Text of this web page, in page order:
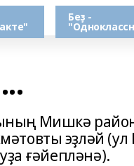
Беҙ -
Мишкә
эҙләй
ғәйепләнә).